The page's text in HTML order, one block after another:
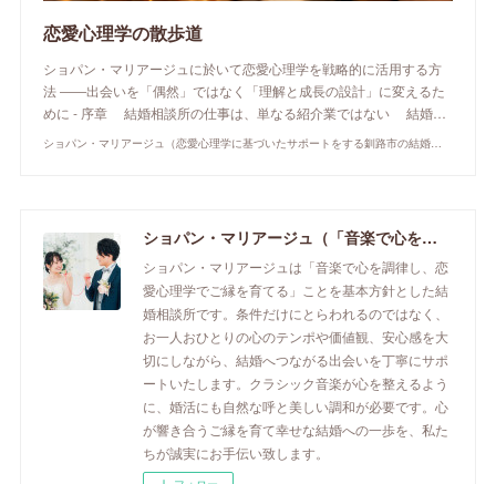
恋愛心理学の散歩道
ショパン・マリアージュに於いて恋愛心理学を戦略的に活用する方
法 ――出会いを「偶然」ではなく「理解と成長の設計」に変えるた
めに - 序章 結婚相談所の仕事は、単なる紹介業ではない 結婚…
ショパン・マリアージュ（恋愛心理学に基づいたサポートをする釧路市の結婚相談所）/ 全国結婚相談事業者連盟正規加盟店 / cherry-piano.com
ショパン・マリアージュ（「音楽で心を調律し恋愛心理学でご縁を育てる」釧路市の結婚相談所）/ 全国結婚相談事業者連盟正規加盟店 / cherry-piano.com
ショパン・マリアージュは「音楽で心を調律し、恋
愛心理学でご縁を育てる」ことを基本方針とした結
婚相談所です。条件だけにとらわれるのではなく、
お一人おひとりの心のテンポや価値観、安心感を大
切にしながら、結婚へつながる出会いを丁寧にサポ
ートいたします。クラシック音楽が心を整えるよう
に、婚活にも自然な呼と美しい調和が必要です。心
が響き合うご縁を育て幸せな結婚への一歩を、私た
ちが誠実にお手伝い致します。